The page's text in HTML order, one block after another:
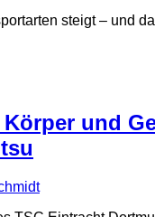
steigt – und
und